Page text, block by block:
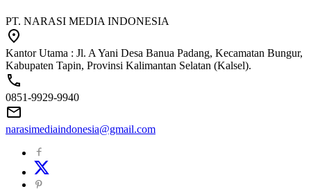
PT. NARASI MEDIA INDONESIA
Kantor Utama : Jl. A Yani Desa Banua Padang, Kecamatan Bungur,
Kabupaten Tapin, Provinsi Kalimantan Selatan (Kalsel).
0851-9929-9940
narasimediaindonesia@gmail.com